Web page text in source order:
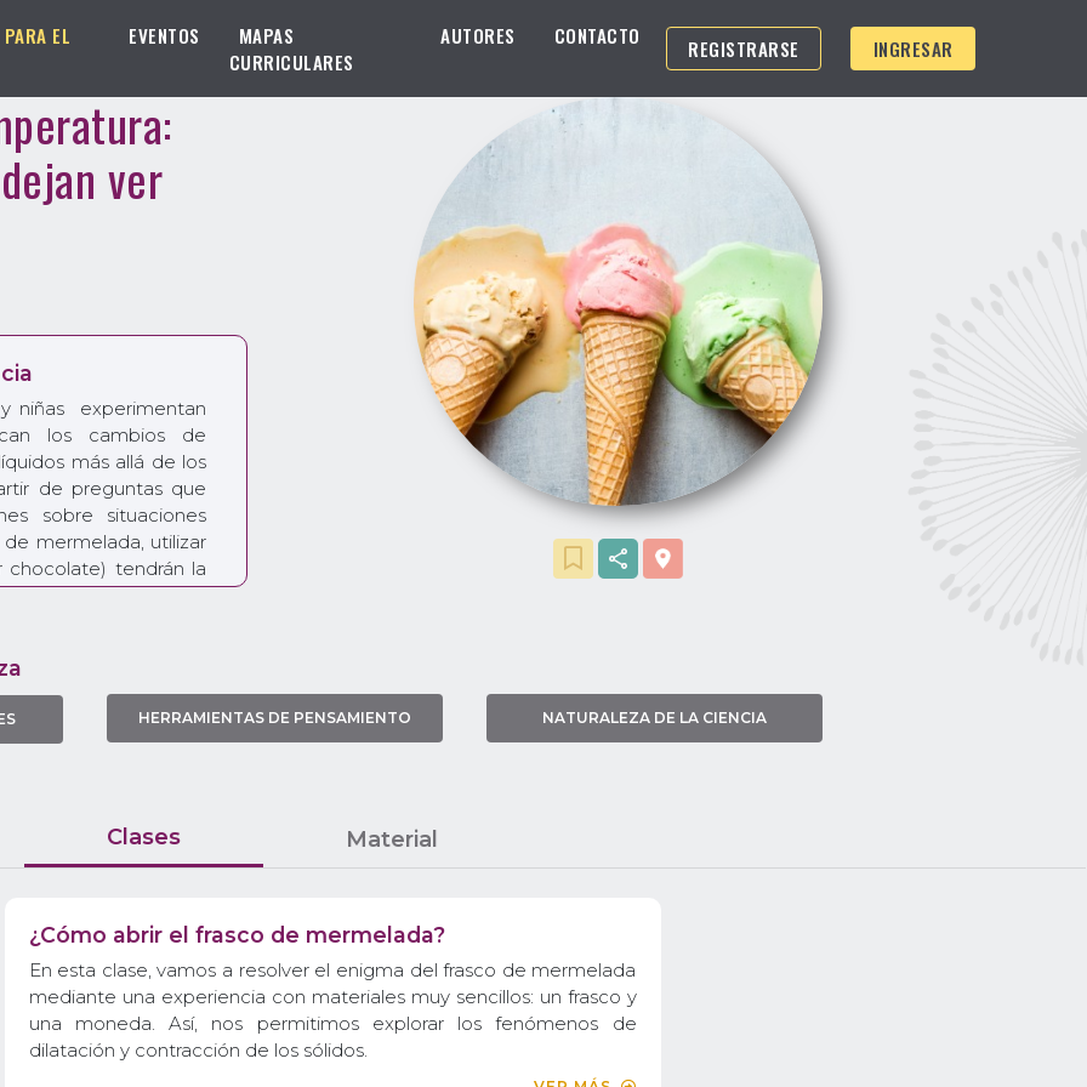
REGISTRARSE INGRESAR
EL
EVENTOS
MAPAS
CURRICULARES
AUTORES CONTACTO
ver
niñas experimentan
los cambios de
más allá de los
de preguntas que
sobre situaciones
mermelada, utilizar
tendrán la
sencillas
que nos permite
a los cambios que
la variación de
hacia los cambios de
podés hacerla, te
que tus estudiantes
resultados).
HERRAMIENTAS DE PENSAMIENTO NATURALEZA DE LA CIENCIA
Clases Material
¿Cómo abrir el frasco de mermelada?
En esta clase, vamos a resolver el enigma del frasco de mermelada
mediante una experiencia con materiales muy sencillos: un frasco y
una moneda. Así, nos permitimos explorar los fenómenos de
dilatación y contracción de los sólidos.